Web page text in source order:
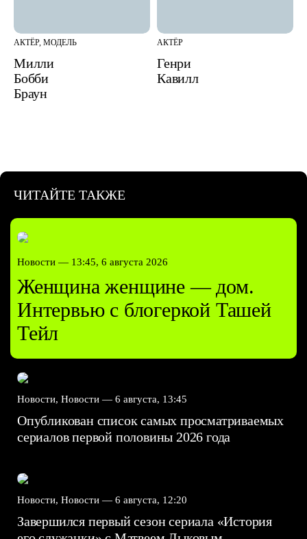
АКТЁР, МОДЕЛЬ
Милли
Бобби
Браун
АКТЁР
Генри
Кавилл
ЧИТАЙТЕ ТАКЖЕ
Новости — 13:45, 6 августа 2026
Женщина женщине — дом.
Интервью с блогеркой Ташей
Тейл
Новости, Новости — 6 августа, 13:45
Опубликован список самых просматриваемых
сериалов первой половины 2026 года
Новости, Новости — 6 августа, 12:20
Завершился первый сезон сериала «История